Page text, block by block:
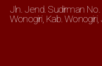
Jln. Jend. Sudirman No.
Wonogiri, Kab.